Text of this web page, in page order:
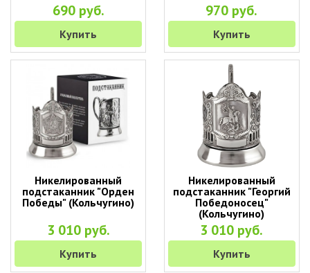
690 руб.
Купить
970 руб.
Купить
Никелированный
подстаканник "Орден
Победы" (Кольчугино)
3 010 руб.
Купить
Никелированный
подстаканник "Георгий
Победоносец"
(Кольчугино)
3 010 руб.
Купить